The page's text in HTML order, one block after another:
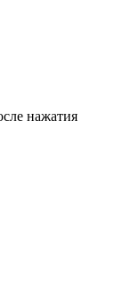
нажатия